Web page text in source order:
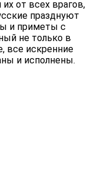
от всех врагов,
празднуют
и приметы с
не только в
все искренние
и исполнены.